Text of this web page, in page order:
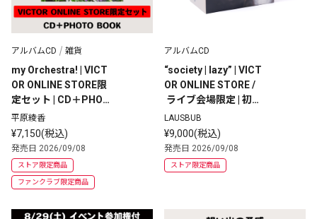
アルバムCD 雑貨
my Orchestra! | VICT
OR ONLINE STORE限
定セット | CD＋PHOT
O BOOK
平原綾香
¥7,150(税込)
発売日 2026/09/08
ストア限定商品
ファンクラブ限定商品
アルバムCD
“society | lazy” | VICT
OR ONLINE STORE /
ライブ会場限定 | 初回
生産限定盤 | 2CD+Go
ods+Special Packag
e
LAUSBUB
¥9,000(税込)
発売日 2026/09/08
ストア限定商品